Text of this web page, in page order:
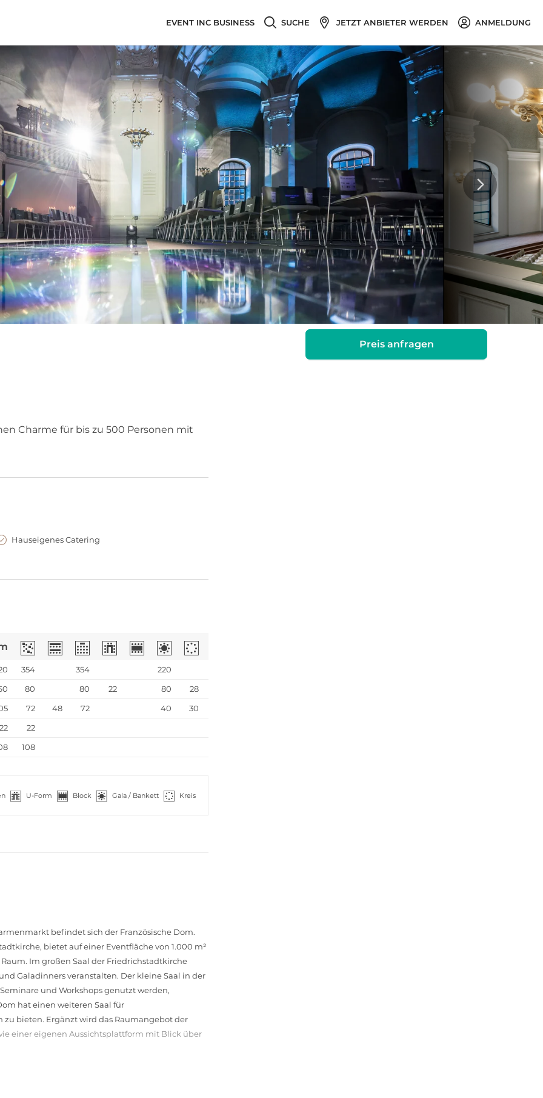
EVENT INC BUSINESS SUCHE JETZT ANBIETER WERDEN ANMELDUNG
Preis anfragen
Charme für bis zu 500 Personen mit
Hauseigenes Catering
354 354
220
80 80 22 80
28
72 48 72 40
30
22
22
108
U-Form Block Gala / Bankett Kreis
befindet sich der Französische Dom.
bietet auf einer Eventfläche von 1.000 m²
Im großen Saal der Friedrichstadtkirche
Galadinners veranstalten. Der kleine Saal in der
und Workshops genutzt werden,
hat einen weiteren Saal für
bieten. Ergänzt wird das Raumangebot der
einer eigenen Aussichtsplattform mit Blick über